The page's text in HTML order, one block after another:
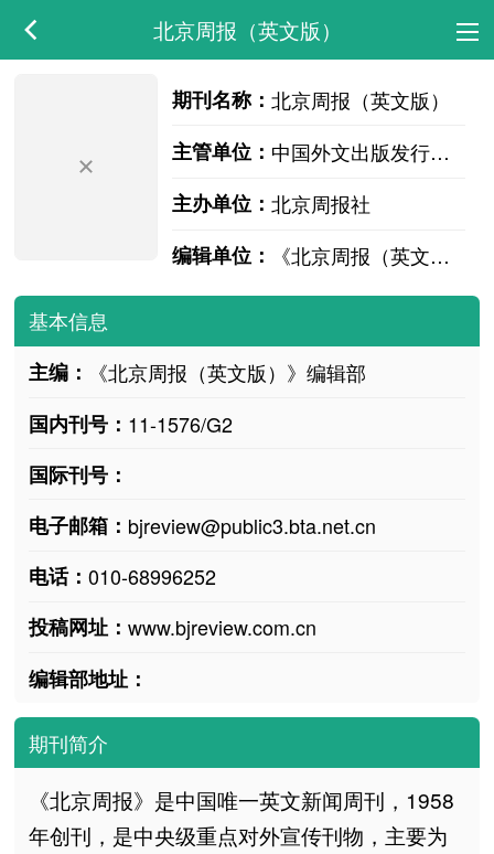
北京周报（英文版）
期刊名称： 北京周报（英文版）
主管单位：
中国外文出版发行事业局
主办单位： 北京周报社
编辑单位：
《北京周报（英文版）》编辑部
基本信息
主编：
《北京周报（英文版）》编辑部
国内刊号： 11-1576/G2
国际刊号：
电子邮箱： bjreview@public3.bta.net.cn
电话： 010-68996252
投稿网址： www.bjreview.com.cn
编辑部地址：
期刊简介
《北京周报》是中国唯一英文新闻周刊，1958
年创刊，是中央级重点对外宣传刊物，主要为